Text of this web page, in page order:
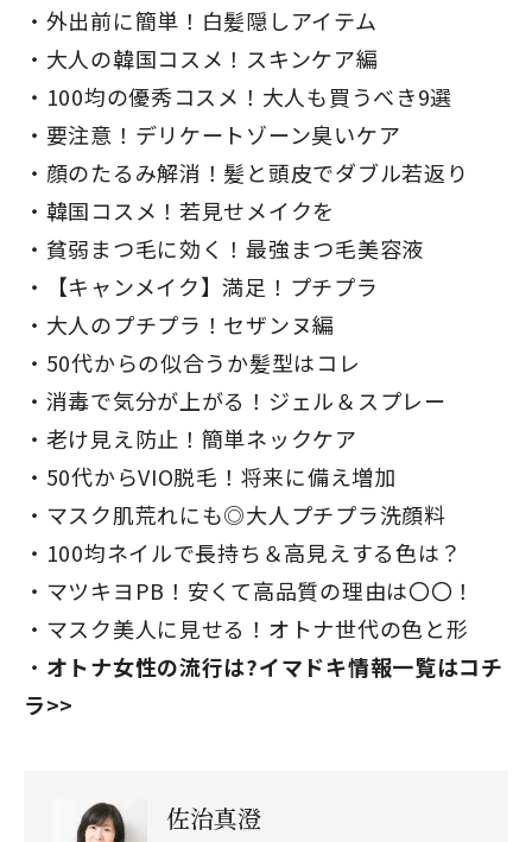
外出前に簡単！白髪隠しアイテム
大人の韓国コスメ！スキンケア編
100均の優秀コスメ！大人も買うべき9選
要注意！デリケートゾーン臭いケア
顔のたるみ解消！髪と頭皮でダブル若返り
韓国コスメ！若見せメイクを
貧弱まつ毛に効く！最強まつ毛美容液
【キャンメイク】満足！プチプラ
大人のプチプラ！セザンヌ編
50代からの似合うか髪型はコレ
消毒で気分が上がる！ジェル＆スプレー
老け見え防止！簡単ネックケア
50代からVIO脱毛！将来に備え増加
マスク肌荒れにも◎大人プチプラ洗顔料
100均ネイルで長持ち＆高見えする色は？
マツキヨPB！安くて高品質の理由は〇〇！
マスク美人に見せる！オトナ世代の色と形
オトナ女性の流行は?イマドキ情報一覧はコチ
ラ>>
佐治真澄